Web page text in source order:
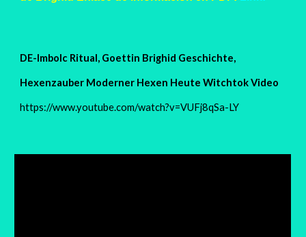
DE-Imbolc Ritual, Goettin Brighid Geschichte,
Hexenzauber Moderner Hexen Heute Witchtok Video
https://www.youtube.com/watch?v=VUFj8qSa-LY